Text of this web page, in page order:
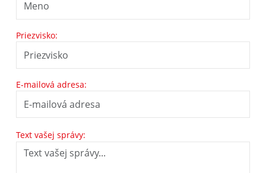
Priezvisko:
E-mailová adresa:
Text vašej správy: